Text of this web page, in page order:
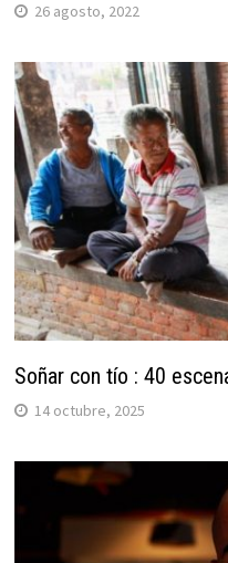
26 agosto, 2022
Soñar con tío : 40
14 octubre, 2025